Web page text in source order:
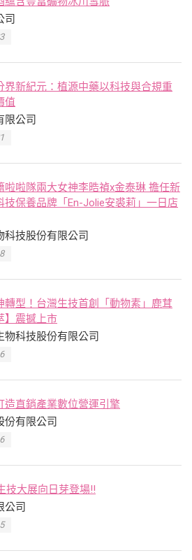
司
界新紀元：植源中藥以科技與合規重
值
限公司
啦啦隊兩大女神李晧禎x金泰琳 擔任新
技保養品牌「En-Jolie安裘莉」一日店
科技股份有限公司
轉型！台灣生技首創「動物素」鹿茸
】震撼上市
物科技股份有限公司
造直銷產業數位營運引擎
份有限公司
技大展向日芽登場!!
公司